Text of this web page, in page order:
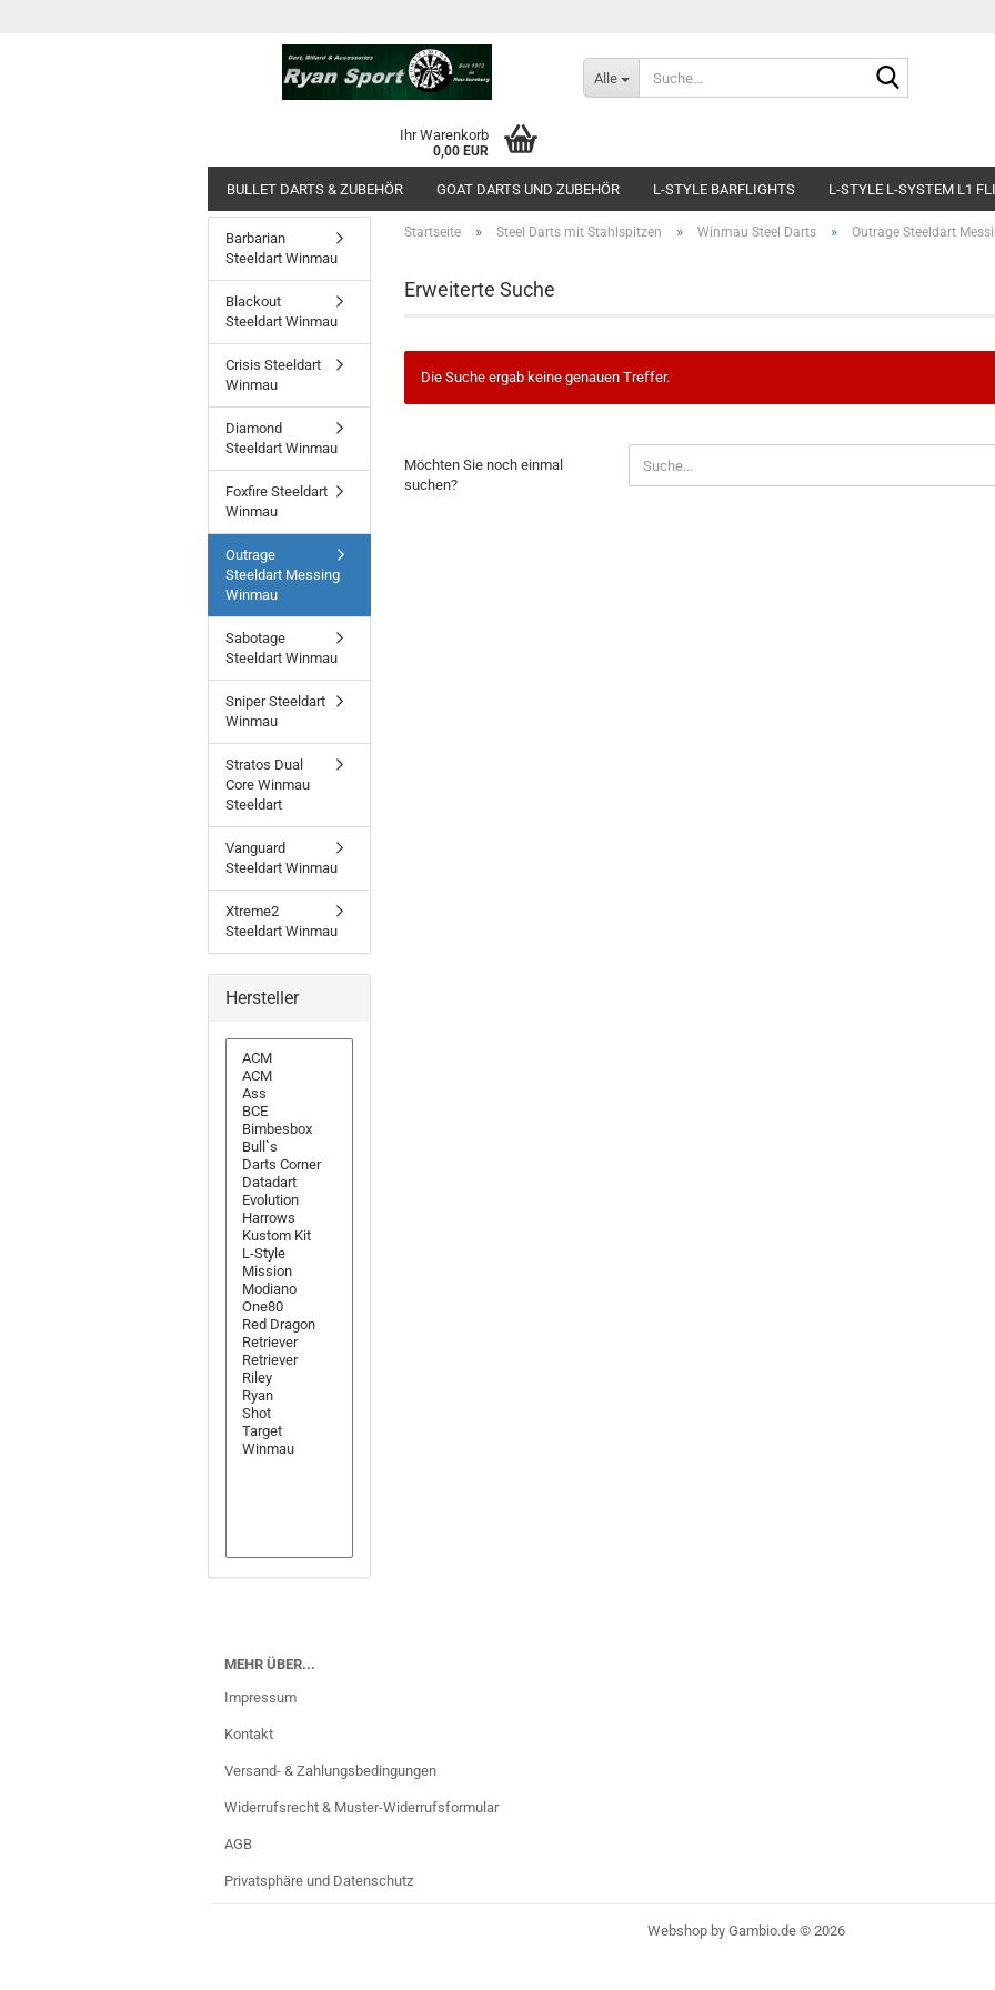
Alle
Ihr Warenkorb
0,00 EUR
BULLET DARTS & ZUBEHÖR GOAT DARTS UND ZUBEHÖR L-STYLE BARFLIGHTS L-STYLE L-SYSTEM L1
Startseite » Steel Darts mit Stahlspitzen » Winmau Steel Darts » Outrage Steeldart
Erweiterte Suche
Die Suche ergab keine genauen Treffer.
SIE
NOCH
Möchten Sie noch einmal
suchen?
Barbarian
Steeldart Winmau
Blackout
Steeldart Winmau
Crisis Steeldart
Winmau
Diamond
Steeldart Winmau
Foxfire Steeldart
Winmau
Outrage
Steeldart Messing
Winmau
Sabotage
Steeldart Winmau
Sniper Steeldart
Winmau
Stratos Dual
Core Winmau
Steeldart
Vanguard
Steeldart Winmau
Xtreme2
Steeldart Winmau
Hersteller
MEHR ÜBER...
Impressum
Kontakt
Versand- & Zahlungsbedingungen
Widerrufsrecht & Muster-Widerrufsformular
AGB
Privatsphäre und Datenschutz
Webshop by Gambio.de © 2026